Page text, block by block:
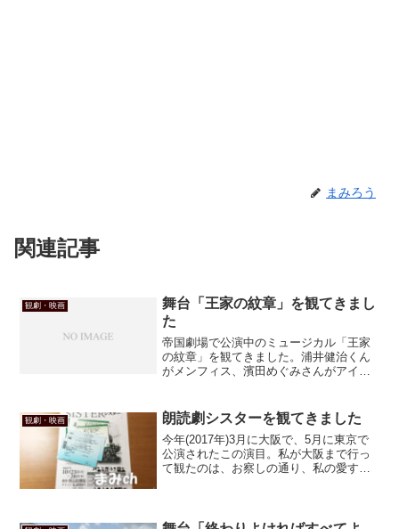
まみろう
関連記事
観劇・映画
舞台「王家の紋章」を観てきまし
た
帝国劇場で公演中のミュージカル「王家
の紋章」を観てきました。浦井健治くん
がメンフィス、濱田めぐみさんがアイシ
し。
観劇・映画 朗読劇シスターを観てきました
今年(2017年)3月に大阪で、5月に東京で
公演されたこの演目。私が大阪まで行っ
て観たのは、お察しの通り、私の愛する